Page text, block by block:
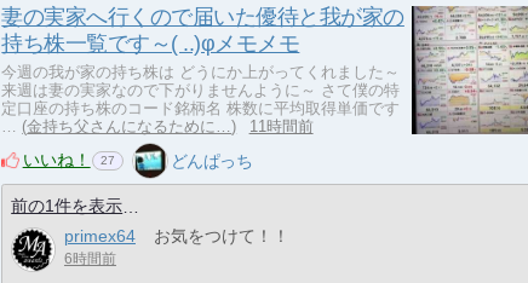
妻の実家へ行くので届いた優待と我が家の
持ち株一覧です～( ..)φメモメモ
今週の我が家の持ち株は どうにか上がってくれました～
来週は妻の実家なので下がりませんように～ さて僕の特
定口座の持ち株のコード銘柄名 株数に平均取得単価です
…
金持ち父さんになるために… 11時間前
いいね！ 27 どんぱっち
前の1件を表示
primex64
お気をつけて！！
6時間前